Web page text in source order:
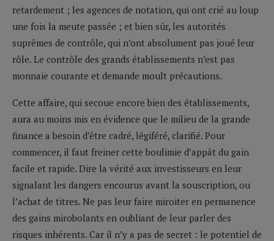
retardement ; les agences de notation, qui ont crié au loup
une fois la meute passée ; et bien sûr, les autorités
suprêmes de contrôle, qui n’ont absolument pas joué leur
rôle. Le contrôle des grands établissements n’est pas
monnaie courante et demande moult précautions.
Cette affaire, qui secoue encore bien des établissements,
aura au moins mis en évidence que le milieu de la grande
finance a besoin d’être cadré, légiféré, clarifié. Pour
commencer, il faut freiner cette boulimie d’appât du gain
facile et rapide. Dire la vérité aux investisseurs en leur
signalant les dangers encourus avant la souscription, ou
l’achat de titres. Ne pas leur faire miroiter en permanence
des gains mirobolants en oubliant de leur parler des
risques inhérents. Car il n’y a pas de secret : le potentiel de